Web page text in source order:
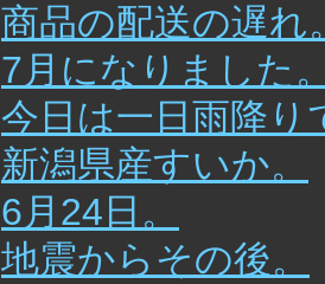
商品の配送の遅れ
7月になりました
今日は一日雨降り
新潟県産すいか。
6月24日。
地震からその後。